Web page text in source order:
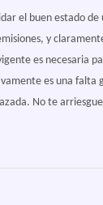
el buen estado
y
es necesaria
es una
No te